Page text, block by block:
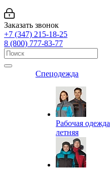
Заказать звонок
+7 (347) 215-18-25
8 (800) 777-83-77
Спецодежда
Рабочая одежда
летняя